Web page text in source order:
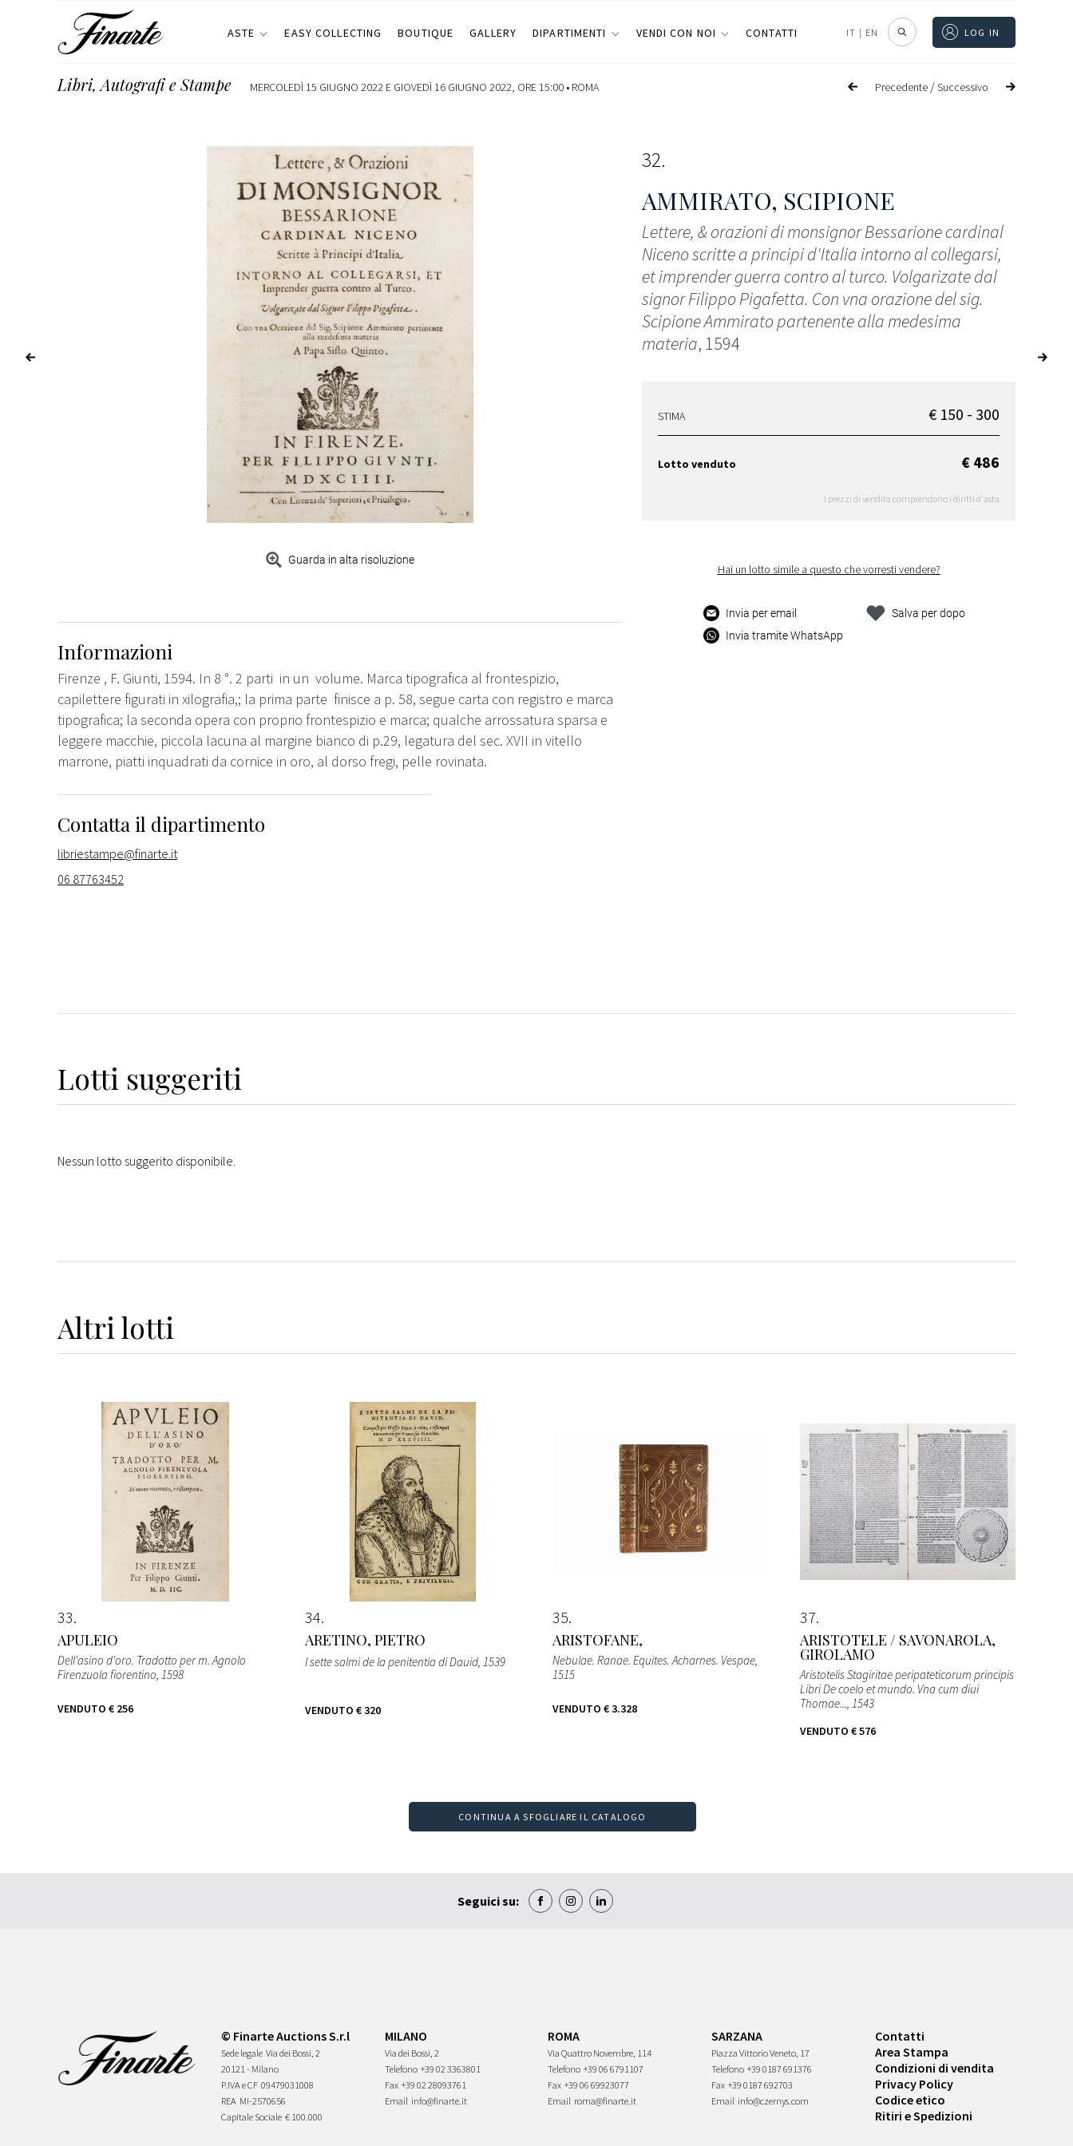
ASTE EASY COLLECTING BOUTIQUE GALLERY DIPARTIMENTI VENDI CON NOI CONTATTI IT | EN LOG IN
Precedente /Successivo
Libri, Autografi e Stampe MERCOLEDÌ 15 GIUGNO 2022 E GIOVEDÌ 16 GIUGNO 2022, ORE 15:00 • ROMA
Guarda in alta risoluzione
32
AMMIRATO, SCIPIONE
Lettere, & orazioni di monsignor Bessarione cardinal
Niceno scritte a principi d'Italia intorno al collegarsi,
et imprender guerra contro al turco. Volgarizate dal
signor Filippo Pigafetta. Con vna orazione del sig.
Scipione Ammirato partenente alla medesima
materia, 1594
STIMA € 150 - 300
Lotto venduto € 486
I prezzi di vendita comprendono i diritti d'asta
Hai un lotto simile a questo che vorresti vendere?
Invia per email
Invia tramite WhatsApp
Salva per dopo
Informazioni
Firenze , F. Giunti, 1594. In 8 °. 2 parti in un volume. Marca tipografica al frontespizio,
capilettere figurati in xilografia,; la prima parte finisce a p. 58, segue carta con registro e marca
tipografica; la seconda opera con proprio frontespizio e marca; qualche arrossatura sparsa e
leggere macchie, piccola lacuna al margine bianco di p.29, legatura del sec. XVII in vitello
marrone, piatti inquadrati da cornice in oro, al dorso fregi, pelle rovinata.
Contatta il dipartimento
libriestampe@finarte.it
06 87763452
Lotti suggeriti
Nessun lotto suggerito disponibile.
Altri lotti
33
APULEIO
Dell'asino d'oro. Tradotto per m. Agnolo
Firenzuola fiorentino, 1598
VENDUTO € 256
34
ARETINO, PIETRO
I sette salmi de la penitentia di Dauid, 1539
VENDUTO € 320
35
ARISTOFANE,
Nebulae. Ranae. Equites. Acharnes. Vespae,
1515
VENDUTO € 3.328
37
ARISTOTELE / SAVONAROLA,
GIROLAMO
Aristotelis Stagiritae peripateticorum principis
Libri De coelo et mundo. Vna cum diui
Thomae..., 1543
VENDUTO € 576
CONTINUA A SFOGLIARE IL CATALOGO
Seguici su:
© Finarte Auctions S.r.l
Sede legale Via dei Bossi, 2
20121 - Milano
P.IVA e CF 09479031008
REA MI-2570656
Capitale Sociale € 100.000
MILANO
Via dei Bossi, 2
Telefono +39 02 3363801
Fax +39 02 28093761
Email info@finarte.it
ROMA
Via Quattro Novembre, 114
Telefono +39 06 6791107
Fax +39 06 69923077
Email roma@finarte.it
SARZANA
Piazza Vittorio Veneto, 17
Telefono +39 0187 691376
Fax +39 0187 692703
Email info@czernys.com
Contatti
Area Stampa
Condizioni di vendita
Privacy Policy
Codice etico
Ritiri e Spedizioni